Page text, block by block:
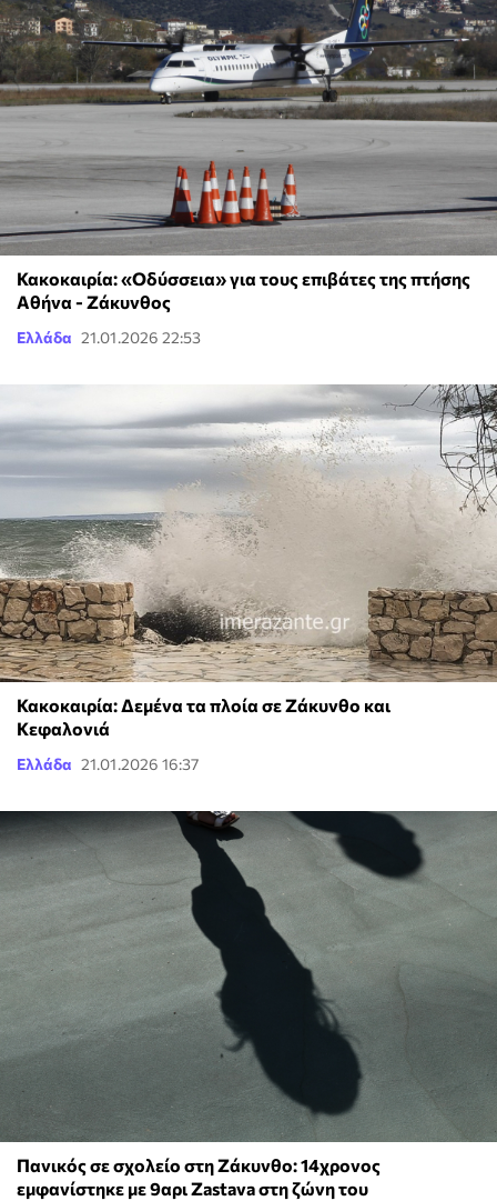
Κακοκαιρία: «Οδύσσεια» για τους επιβάτες της πτήσης
Αθήνα - Ζάκυνθος
Ελλάδα 21.01.2026 22:53
Κακοκαιρία: Δεμένα τα πλοία σε Ζάκυνθο και
Κεφαλονιά
Ελλάδα 21.01.2026 16:37
Πανικός σε σχολείο στη Ζάκυνθο: 14χρονος
εμφανίστηκε με 9αρι Zastava στη ζώνη του